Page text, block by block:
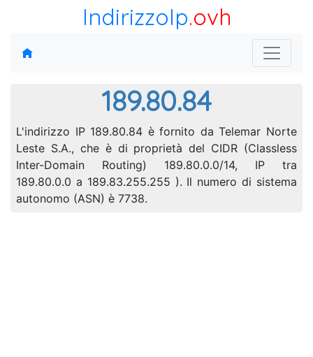
IndirizzoIp.ovh
189.80.84
L'indirizzo IP 189.80.84 è fornito da Telemar Norte
Leste S.A., che è di proprietà del CIDR (Classless
Inter-Domain Routing) 189.80.0.0/14, IP tra
189.80.0.0 a 189.83.255.255 ). Il numero di sistema
autonomo (ASN) è 7738.